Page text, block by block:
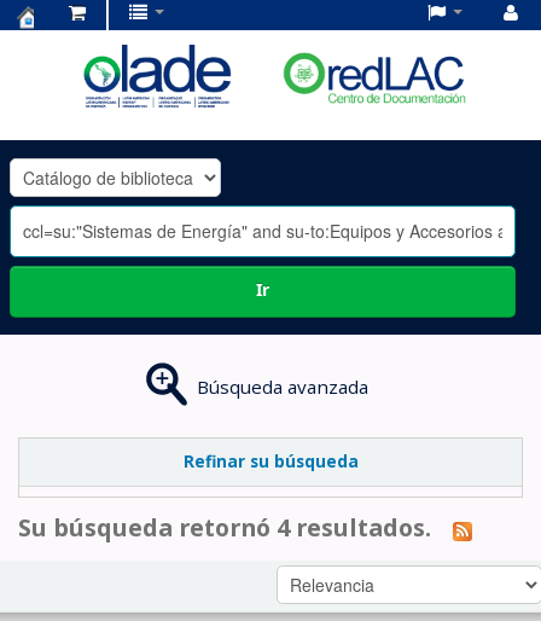
OLADE
-
Ir
Búsqueda avanzada
Refinar su búsqueda
Su búsqueda retornó 4 resultados.